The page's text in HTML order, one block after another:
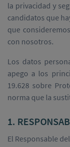
la privacidad y
candidatos que
que
con nosotros.
Los datos
apego a los
19.628 sobre
norma que la
1.
El Responsable